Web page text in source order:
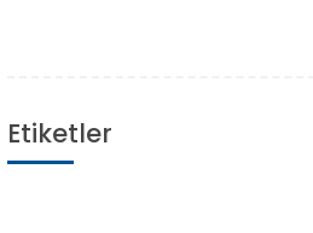
Etiketler